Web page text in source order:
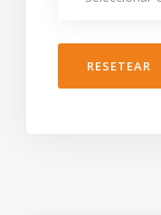
RESETEAR